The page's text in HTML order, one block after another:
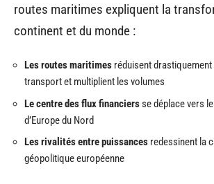
routes maritimes expliquent la
continent et du monde :
Les routes maritimes réduisent
transport et multiplient les volumes
Le centre des flux financiersse déplace vers
d’Europe du Nord
Les rivalités entre puissances redessinent la
géopolitique européenne